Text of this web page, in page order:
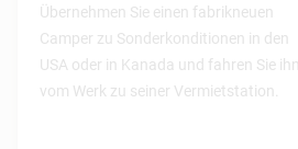
Übernehmen Sie einen fabrikneuen
Camper zu Sonderkonditionen in den
USA oder in Kanada und fahren Sie ihn
vom Werk zu seiner Vermietstation.